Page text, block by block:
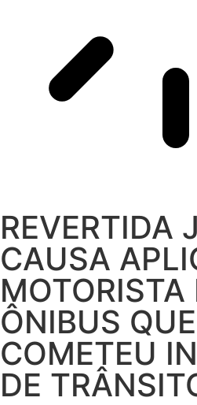
REVERTIDA
CAUSA
MOTORISTA
ÔNIBUS QUE
COMETEU
DE